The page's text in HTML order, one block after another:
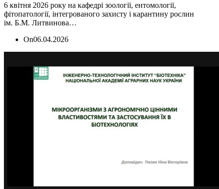
6 квітня 2026 року на кафедрі зоології, ентомології,
фітопатології, інтегрованого захисту і карантину рослин
ім. Б.М. Литвинова…
On06.04.2026